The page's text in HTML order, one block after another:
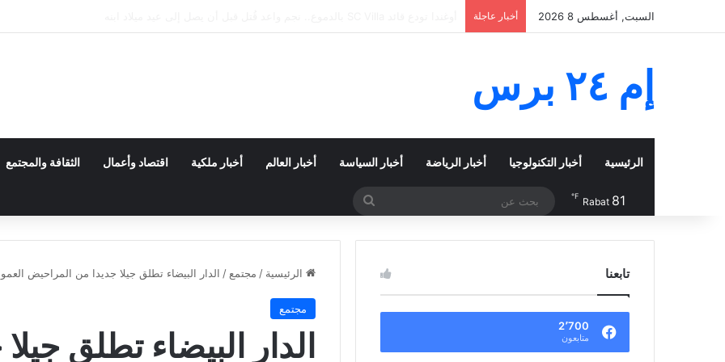
السبت, أغسطس 8 2026 أخبار عاجلة
إم ٢٤ برس
الرئيسية أخبار التكنولوجيا أخبار الرياضة أخبار السياسة أخبار العالم أخبار ملكية اقتصاد وأعمال الثقافة والمجتمع
Rabat 81
℉
بحث
الرئيسية / مجتمع / الدار البيضاء تطلق جيلا جديدا من المراحيض
مجتمع
الدار البيضاء تطلق
تابعنا
2٬700
متابعون